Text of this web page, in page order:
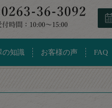
の知識 お客様の声 FAQ